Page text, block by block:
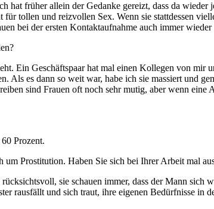
früher allein der Gedanke gereizt, dass da wieder
tollen und reizvollen Sex. Wenn sie stattdessen
bei der ersten Kontaktaufnahme auch immer wieder
Ein Geschäftspaar hat mal einen Kollegen von mir
es dann so weit war, habe ich sie massiert und
sind Frauen oft noch sehr mutig, aber wenn
Prozent.
Prostitution. Haben Sie sich bei Ihrer Arbeit mal
sie schauen immer, dass der Mann
rausfällt und sich traut, ihre eigenen Bedürfnisse in